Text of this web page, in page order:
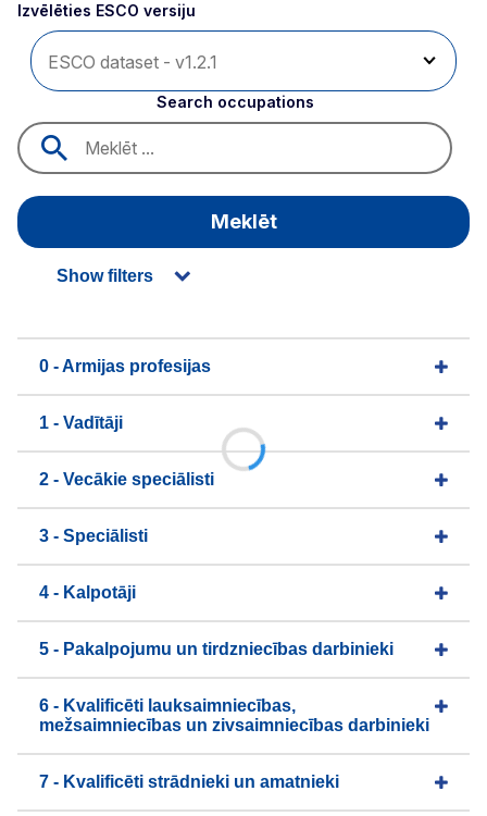
Izvēlēties ESCO versiju
Search occupations
Meklēt
Show filters
0 - Armijas profesijas
1 - Vadītāji
2 - Vecākie speciālisti
3 - Speciālisti
4 - Kalpotāji
5 - Pakalpojumu un tirdzniecības darbinieki
6 - Kvalificēti lauksaimniecības,
mežsaimniecības un zivsaimniecības darbinieki
7 - Kvalificēti strādnieki un amatnieki